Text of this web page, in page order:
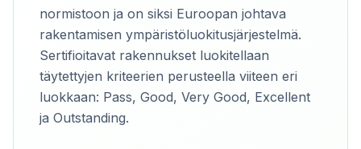
normistoon ja on siksi Euroopan johtava
rakentamisen ympäristöluokitusjärjestelmä.
Sertifioitavat rakennukset luokitellaan
täytettyjen kriteerien perusteella viiteen eri
luokkaan: Pass, Good, Very Good, Excellent
ja Outstanding.